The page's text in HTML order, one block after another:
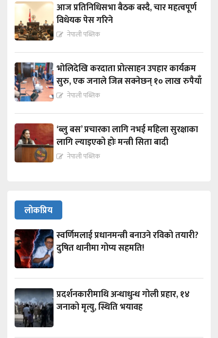
आज प्रतिनिधिसभा बैठक बस्दै, चार महत्वपूर्ण
विधेयक पेस गरिने
नेपाली पब्लिक
भोलिदेखि करदाता प्रोत्साहन उपहार कार्यक्रम
सुरु, एक जनाले जित्न सक्नेछन् १० लाख रुपैयाँ
नेपाली पब्लिक
‘ब्लु बस’ प्रचारका लागि नभई महिला सुरक्षाका
लागि ल्याइएको होः मन्त्री सिता बादी
नेपाली पब्लिक
लोकप्रिय
स्वर्णिमलाई प्रधानमन्त्री बनाउने रविको तयारी?
दुषित थानीमा गोप्य सहमति!
प्रदर्शनकारीमाथि अन्धाधुन्ध गोली प्रहार, १४
जनाको मृत्यु, स्थिति भयावह